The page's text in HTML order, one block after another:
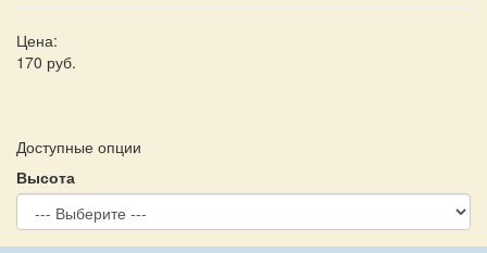
Цена:
170 руб.
Доступные опции
Высота